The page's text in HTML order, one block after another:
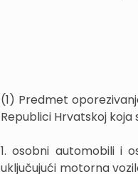
(1) Predmet
Republici Hrvatskoj
1. osobni automobili i
uključujući motorna